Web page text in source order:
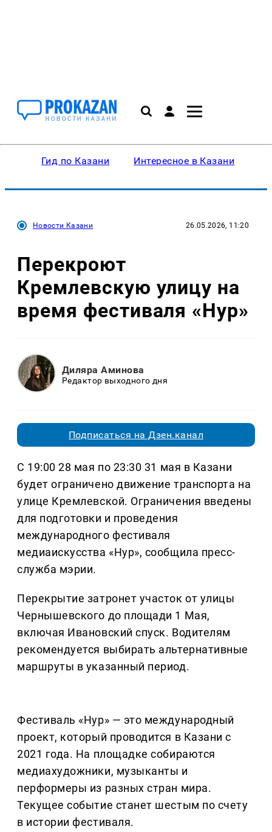
Гид по Казани Интересное в Казани
Новости Казани 26.05.2026, 11:20
Перекроют
Кремлевскую улицу на
время фестиваля «Нур»
Диляра Аминова
Редактор выходного дня
Подписаться на Дзен.канал
С 19:00 28 мая по 23:30 31 мая в Казани
будет ограничено движение транспорта на
улице Кремлевской. Ограничения введены
для подготовки и проведения
международного фестиваля
медиаискусства «Нур», сообщила пресс-
служба мэрии.
Перекрытие затронет участок от улицы
Чернышевского до площади 1 Мая,
включая Ивановский спуск. Водителям
рекомендуется выбирать альтернативные
маршруты в указанный период.
Фестиваль «Нур» — это международный
проект, который проводится в Казани с
2021 года. На площадке собираются
медиахудожники, музыканты и
перформеры из разных стран мира.
Текущее событие станет шестым по счету
в истории фестиваля.